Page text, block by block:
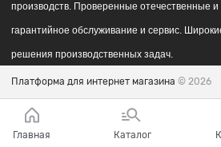
производств. Проверенные отечественные
гарантийное обслуживание и сервис.
решения производственных задач.
Платформа для интернет магазина © 2026
Главная Каталог